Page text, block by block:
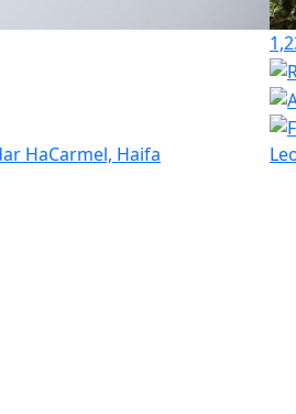
HaCarmel, Haifa